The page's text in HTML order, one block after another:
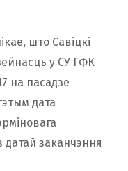
што Савіцкі
у СУ ГФК
на пасадзе
дата
датай заканчэння